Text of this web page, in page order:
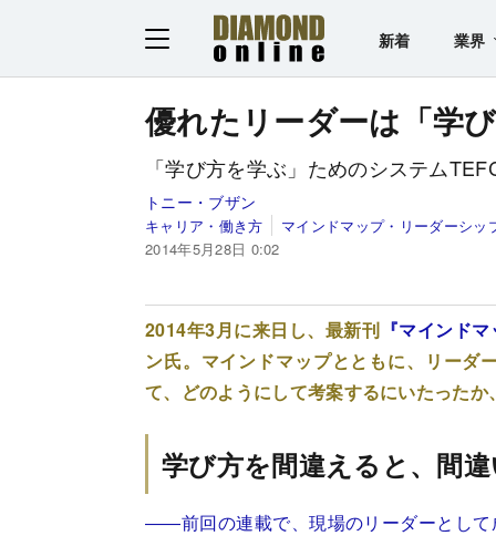
新着 業界
優れたリーダーは「学
「学び方を学ぶ」ためのシステム
トニー・ブザン
キャリア・働き方
マインドマップ・リーダーシッ
2014年5月28日 0:02
2014年3月に来日し、最新刊 『マインド
ン氏。マインドマップとともに、リーダ
て、どのようにして考案するにいたった
学び方を間違えると、間
――前回の連載で、現場のリーダーとして